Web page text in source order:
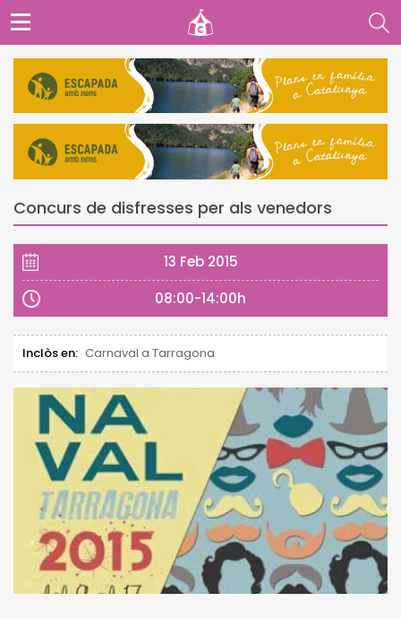
Concurs de disfresses per als venedors
13 Feb 2015
08:00-14:00h
Inclòs en: Carnaval a Tarragona